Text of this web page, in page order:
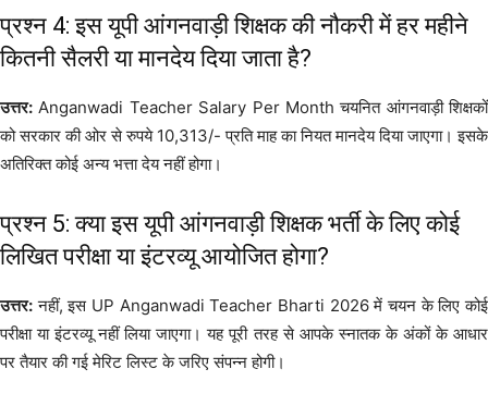
प्रश्न 4: इस यूपी आंगनवाड़ी शिक्षक की नौकरी में हर महीने
कितनी सैलरी या मानदेय दिया जाता है?
उत्तर: Anganwadi Teacher Salary Per Month चयनित आंगनवाड़ी शिक्षकों
को सरकार की ओर से रुपये 10,313/- प्रति माह का नियत मानदेय दिया जाएगा। इसके
अतिरिक्त कोई अन्य भत्ता देय नहीं होगा।
प्रश्न 5: क्या इस यूपी आंगनवाड़ी शिक्षक भर्ती के लिए कोई
लिखित परीक्षा या इंटरव्यू आयोजित होगा?
उत्तर: नहीं, इस UP Anganwadi Teacher Bharti 2026 में चयन के लिए कोई
परीक्षा या इंटरव्यू नहीं लिया जाएगा। यह पूरी तरह से आपके स्नातक के अंकों के आधार
पर तैयार की गई मेरिट लिस्ट के जरिए संपन्न होगी।